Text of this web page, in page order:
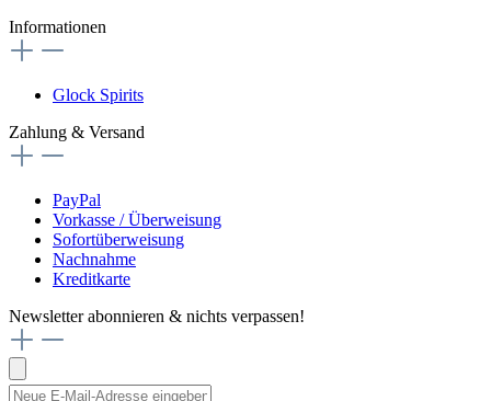
Informationen
Glock Spirits
Zahlung & Versand
PayPal
Vorkasse / Überweisung
Sofortüberweisung
Nachnahme
Kreditkarte
Newsletter abonnieren & nichts verpassen!